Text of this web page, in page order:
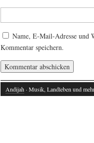
Name, E-Mail-Adresse und
Kommentar speichern.
Andijah · Musik, Landleben und